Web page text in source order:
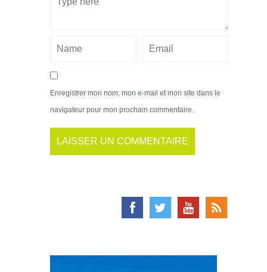
Enregistrer mon nom, mon e-mail et mon site dans le
navigateur pour mon prochain commentaire.